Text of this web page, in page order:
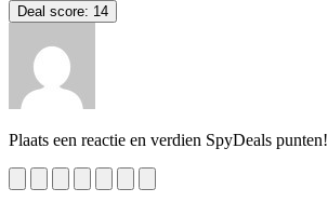
Deal score: 14
Plaats een reactie en verdien SpyDeals punten!